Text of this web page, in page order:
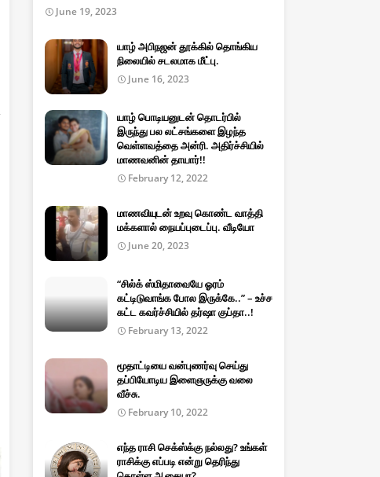
June 19, 2023
யாழ் அபிநஜன் தூக்கில் தொங்கிய
நிலையில் சடலமாக மீட்பு.
June 16, 2023
யாழ் பொடியனுடன் தொடர்பில்
இருந்து பல லட்சங்களை இழந்த
வெள்ளவத்தை அன்ரி. அதிர்ச்சியில்
மாணவனின் தாயார்!!
February 12, 2022
மாணவியுடன் உறவு கொண்ட வாத்தி
மக்களால் நையப்புடைப்பு. வீடியோ
June 20, 2023
“சில்க் ஸ்மிதாவையே ஓரம்
கட்டிடுவாங்க போல இருக்கே..” – உச்ச
கட்ட கவர்ச்சியில் தர்ஷா குப்தா..!
February 13, 2022
மூதாட்டியை வன்புணர்வு செய்து
தப்பியோடிய இளைஞருக்கு வலை
வீச்சு.
February 10, 2022
எந்த ராசி செக்ஸ்க்கு நல்லது? உங்கள்
ராசிக்கு எப்படி என்று தெரிந்து